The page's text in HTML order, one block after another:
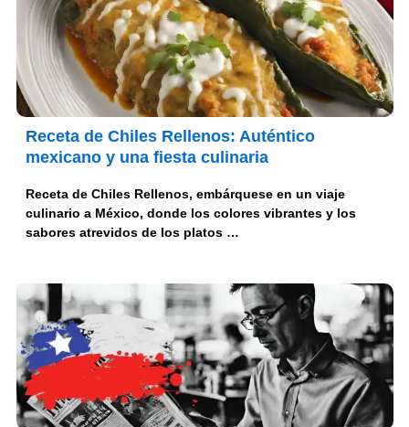
Receta de Chiles Rellenos: Auténtico
mexicano y una fiesta culinaria
Receta de Chiles Rellenos, embárquese en un viaje
culinario a México, donde los colores vibrantes y los
sabores atrevidos de los platos …